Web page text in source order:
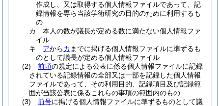
作成し、又は取得する個人情報ファイルであって、記
録情報を専ら当該学術研究の目的のために利用するも
の
カ
本人の数が議長が定める数に満たない個人情報ファ
イル
キ
アからカ までに掲げる個人情報ファイルに準ずるも
のとして議長が定める個人情報ファイル
(2)
前項の規定による公表に係る個人情報ファイルに記録
されている記録情報の全部又は一部を記録した個人情報
ファイルであって、その利用目的、記録項目及び記録範
囲が当該公表に係るこれらの事項の範囲内のもの
(3)
前号に掲げる個人情報ファイルに準ずるものとして議